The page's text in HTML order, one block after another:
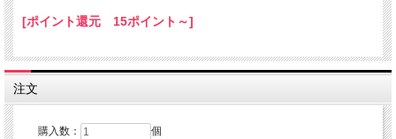
[ポイント還元 15ポイント～]
注文
購入数： 個